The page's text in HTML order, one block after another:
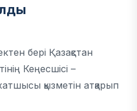
бері Қазақстан
Кеңесшісі –
қызметін атқарып